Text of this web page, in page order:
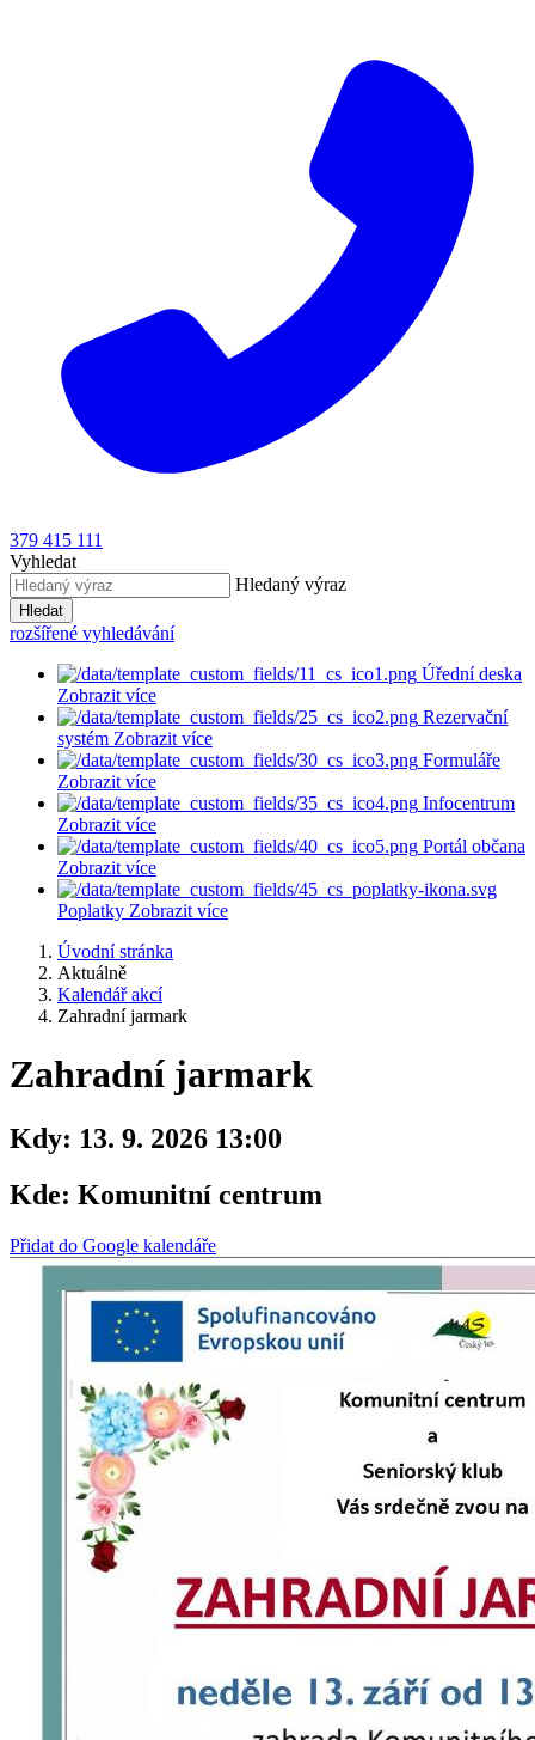
379 415 111
Vyhledat
Hledaný výraz
Hledat
rozšířené vyhledávání
Úřední deska
Zobrazit více
Rezervační
systém Zobrazit více
Formuláře
Zobrazit více
Infocentrum
Zobrazit více
Portál občana
Zobrazit více
Poplatky Zobrazit více
Úvodní stránka
Aktuálně
Kalendář akcí
Zahradní jarmark
Zahradní jarmark
Kdy: 13. 9. 2026 13:00
Kde: Komunitní centrum
Přidat do Google kalendáře